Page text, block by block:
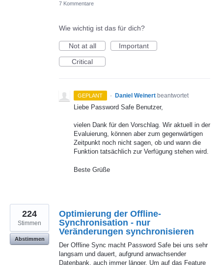
7 Kommentare
Wie wichtig ist das für dich?
Not at all
Important
Critical
GEPLANT · Daniel Weinert beantwortet
Liebe Password Safe Benutzer,
vielen Dank für den Vorschlag. Wir aktuell in der
Evaluierung, können aber zum gegenwärtigen
Zeitpunkt noch nicht sagen, ob und wann die
Funktion tatsächlich zur Verfügung stehen wird.
Beste Grüße
Optimierung der Offline-
Synchronisation - nur
Veränderungen synchronisieren
Der Offline Sync macht Password Safe bei uns sehr
langsam und dauert, aufgrund anwachsender
Datenbank, auch immer länger. Um auf das Feature
224
Stimmen
Abstimmen